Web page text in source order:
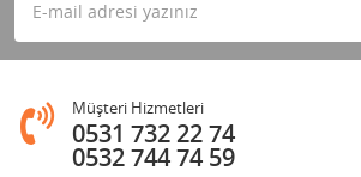
Müşteri Hizmetleri
0531 732 22 74
0532 744 74 59